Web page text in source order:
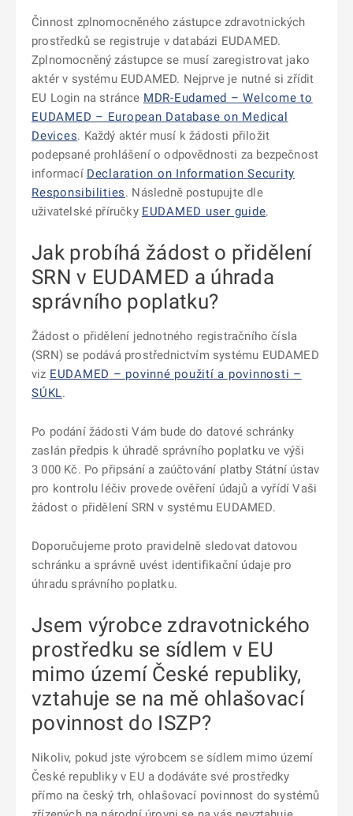
Činnost zplnomocněného zástupce zdravotnických
prostředků se registruje v databázi EUDAMED.
Zplnomocněný zástupce se musí zaregistrovat jako
aktér v systému EUDAMED. Nejprve je nutné si zřídit
EU Login na stránce MDR-Eudamed – Welcome to
EUDAMED – European Database on Medical
Devices. Každý aktér musí k žádosti přiložit
podepsané prohlášení o odpovědnosti za bezpečnost
informací Declaration on Information Security
Responsibilities. Následně postupujte dle
uživatelské příručky EUDAMED user guide.
Jak probíhá žádost o přidělení
SRN v EUDAMED a úhrada
správního poplatku?
Žádost o přidělení jednotného registračního čísla
(SRN) se podává prostřednictvím systému EUDAMED
viz EUDAMED – povinné použití a povinnosti –
SÚKL.
Po podání žádosti Vám bude do datové schránky
zaslán předpis k úhradě správního poplatku ve výši
3 000 Kč. Po připsání a zaúčtování platby Státní ústav
pro kontrolu léčiv provede ověření údajů a vyřídí Vaši
žádost o přidělení SRN v systému EUDAMED.
Doporučujeme proto pravidelně sledovat datovou
schránku a správně uvést identifikační údaje pro
úhradu správního poplatku.
Jsem výrobce zdravotnického
prostředku se sídlem v EU
mimo území České republiky,
vztahuje se na mě ohlašovací
povinnost do ISZP?
Nikoliv, pokud jste výrobcem se sídlem mimo území
České republiky v EU a dodáváte své prostředky
přímo na český trh, ohlašovací povinnost do systémů